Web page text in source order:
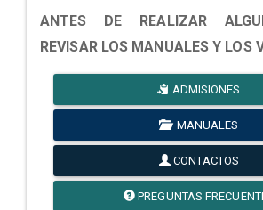
ANTES DE REALIZAR
REVISAR LOS MANUALES Y LOS
ADMISIONES
MANUALES
CONTACTOS
PREGUNTAS